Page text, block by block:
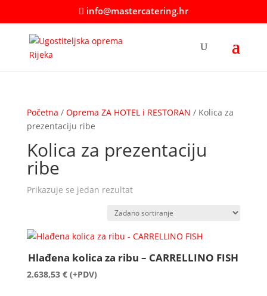
info@mastercatering.hr
Početna / Oprema ZA HOTEL i RESTORAN / Kolica za
prezentaciju ribe
Kolica za prezentaciju
ribe
Prikazuje se jedan rezultat
Hlađena kolica za ribu – CARRELLINO FISH
2.638,53 € (+PDV)